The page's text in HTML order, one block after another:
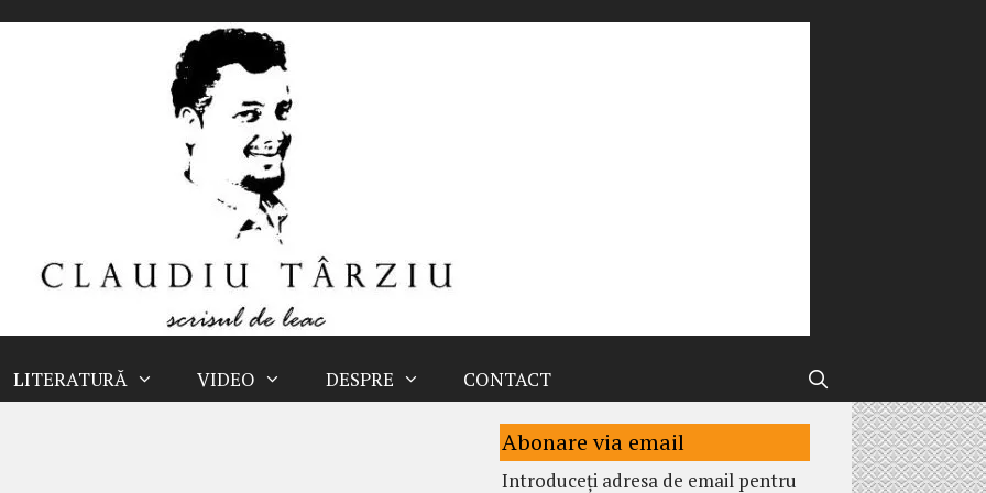
LITERATURĂ VIDEO DESPRE CONTACT
Abonare via email
Introduceți adresa de email pentru